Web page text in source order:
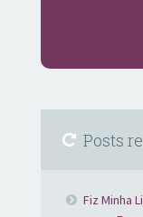
Posts
Fiz Minha